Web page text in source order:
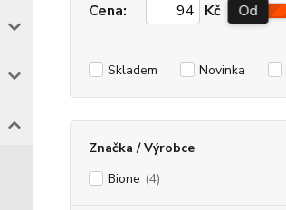
Cena: Kč Od
Skladem Novinka
Značka / Výrobce
Bione (4)